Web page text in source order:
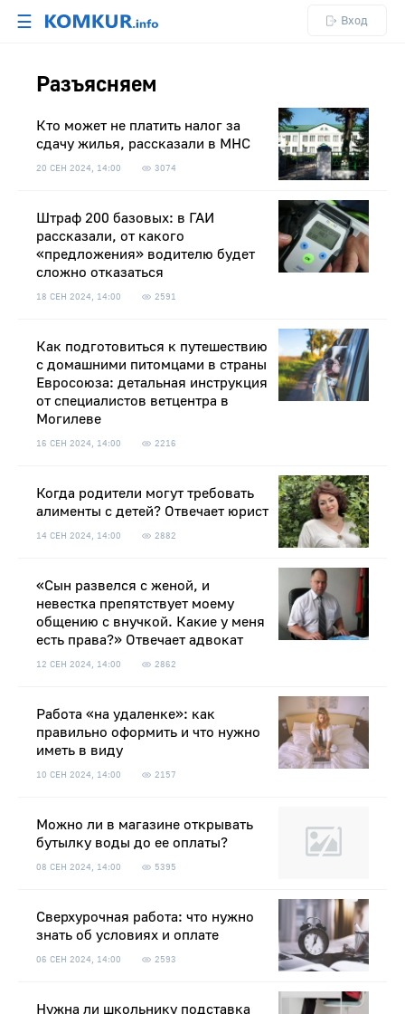
☰ Вход
Разъясняем
Кто может не платить налог за
сдачу жилья, рассказали в МНС
20 СЕН 2024, 14:00 3074
Штраф 200 базовых: в ГАИ
рассказали, от какого
«предложения» водителю будет
сложно отказаться
18 СЕН 2024, 14:00 2591
Как подготовиться к путешествию
с домашними питомцами в страны
Евросоюза: детальная инструкция
от специалистов ветцентра в
Могилеве
16 СЕН 2024, 14:00 2216
Когда родители могут требовать
алименты с детей? Отвечает юрист
14 СЕН 2024, 14:00 2882
«Сын развелся с женой, и
невестка препятствует моему
общению с внучкой. Какие у меня
есть права?» Отвечает адвокат
12 СЕН 2024, 14:00 2862
Работа «на удаленке»: как
правильно оформить и что нужно
иметь в виду
10 СЕН 2024, 14:00 2157
Можно ли в магазине открывать
бутылку воды до ее оплаты?
08 СЕН 2024, 14:00 5395
Сверхурочная работа: что нужно
знать об условиях и оплате
06 СЕН 2024, 14:00 2593
Нужна ли школьнику подставка